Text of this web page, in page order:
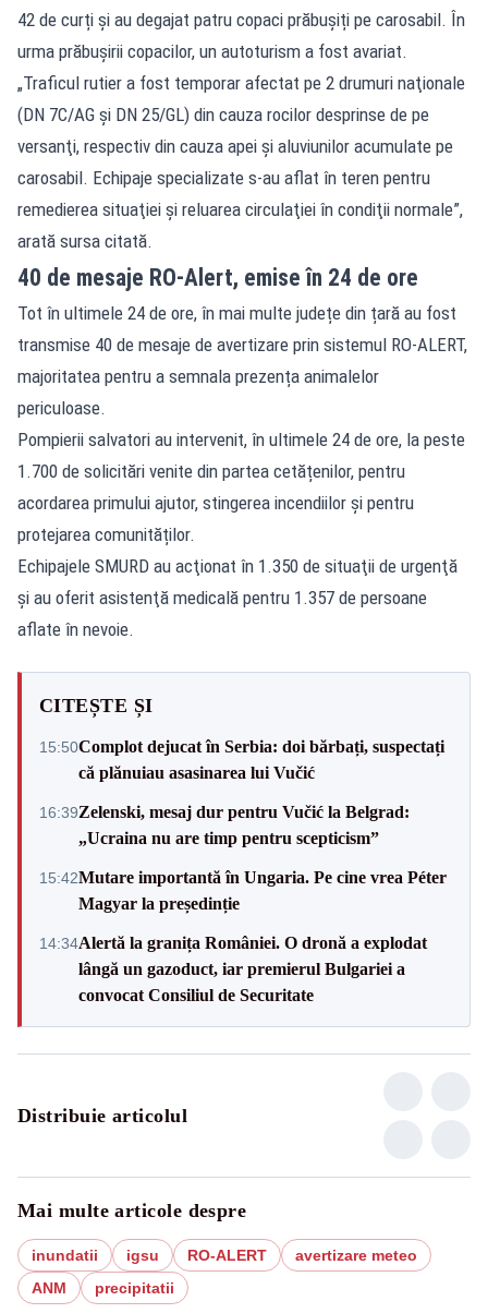
42 de curți și au degajat patru copaci prăbușiți pe carosabil. În
urma prăbușirii copacilor, un autoturism a fost avariat.
„Traficul rutier a fost temporar afectat pe 2 drumuri naţionale
(DN 7C/AG şi DN 25/GL) din cauza rocilor desprinse de pe
versanţi, respectiv din cauza apei şi aluviunilor acumulate pe
carosabil. Echipaje specializate s-au aflat în teren pentru
remedierea situaţiei şi reluarea circulaţiei în condiţii normale”,
arată sursa citată.
40 de mesaje RO-Alert, emise în 24 de ore
Tot în ultimele 24 de ore, în mai multe județe din țară au fost
transmise 40 de mesaje de avertizare prin sistemul RO-ALERT,
majoritatea pentru a semnala prezența animalelor
periculoase.
Pompierii salvatori au intervenit, în ultimele 24 de ore, la peste
1.700 de solicitări venite din partea cetățenilor, pentru
acordarea primului ajutor, stingerea incendiilor și pentru
protejarea comunităților.
Echipajele SMURD au acţionat în 1.350 de situaţii de urgenţă
şi au oferit asistenţă medicală pentru 1.357 de persoane
aflate în nevoie.
CITEȘTE ȘI
15:50Complot dejucat în Serbia: doi bărbați, suspectați
că plănuiau asasinarea lui Vučić
16:39Zelenski, mesaj dur pentru Vučić la Belgrad:
„Ucraina nu are timp pentru scepticism”
15:42Mutare importantă în Ungaria. Pe cine vrea Péter
Magyar la președinție
14:34Alertă la granița României. O dronă a explodat
lângă un gazoduct, iar premierul Bulgariei a
convocat Consiliul de Securitate
Distribuie articolul
Mai multe articole despre
inundatii igsu RO-ALERT
avertizare meteo
ANM
precipitatii